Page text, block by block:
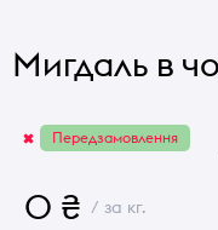
Мигдаль в
Передзамовлення
0 ₴ / за кг.